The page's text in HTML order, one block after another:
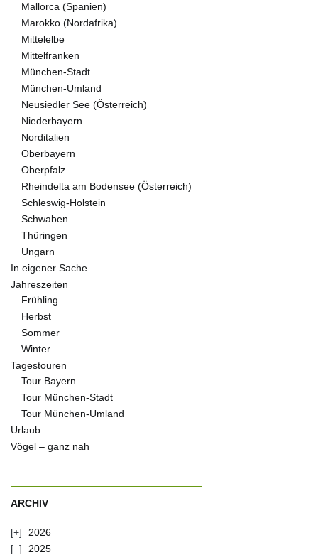
Mallorca (Spanien)
Marokko (Nordafrika)
Mittelelbe
Mittelfranken
München-Stadt
München-Umland
Neusiedler See (Österreich)
Niederbayern
Norditalien
Oberbayern
Oberpfalz
Rheindelta am Bodensee (Österreich)
Schleswig-Holstein
Schwaben
Thüringen
Ungarn
In eigener Sache
Jahreszeiten
Frühling
Herbst
Sommer
Winter
Tagestouren
Tour Bayern
Tour München-Stadt
Tour München-Umland
Urlaub
Vögel – ganz nah
ARCHIV
2026
2025